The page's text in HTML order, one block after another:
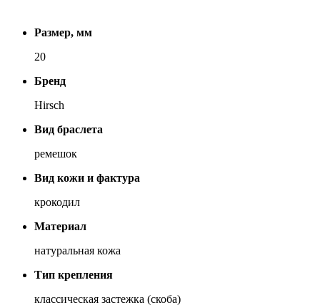
Размер, мм
20
Бренд
Hirsch
Вид браслета
ремешок
Вид кожи и фактура
крокодил
Материал
натуральная кожа
Тип крепления
классическая застежка (скоба)